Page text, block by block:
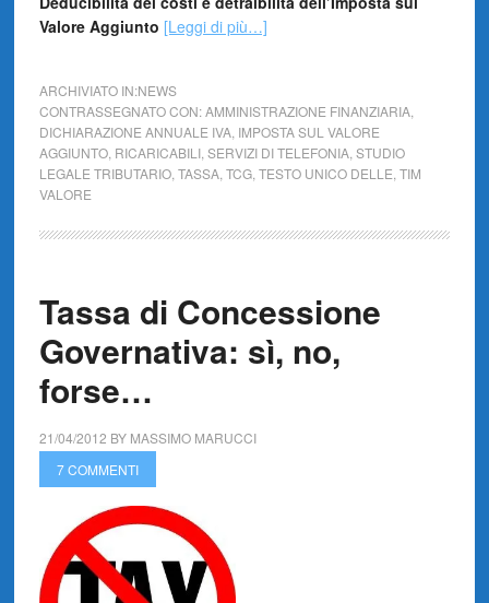
Valore Aggiunto [Leggi di più…]
ARCHIVIATO IN:NEWS
CONTRASSEGNATO CON:AMMINISTRAZIONE FINANZIARIA,
DICHIARAZIONE ANNUALE IVA, IMPOSTA SUL VALORE
AGGIUNTO, RICARICABILI, SERVIZI DI TELEFONIA, STUDIO
LEGALE TRIBUTARIO, TASSA, TCG, TESTO UNICO DELLE TIM
VALORE
Tassa di Concessione
Governativa: sì, no,
forse…
21/04/2012 BY MASSIMO MARUCCI
7 COMMENTI